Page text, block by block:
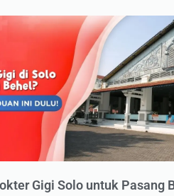
Gigi Solo untuk Pasang